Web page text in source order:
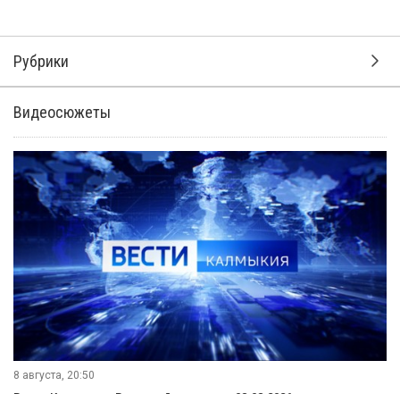
Рубрики
Видеосюжеты
8 августа, 20:50